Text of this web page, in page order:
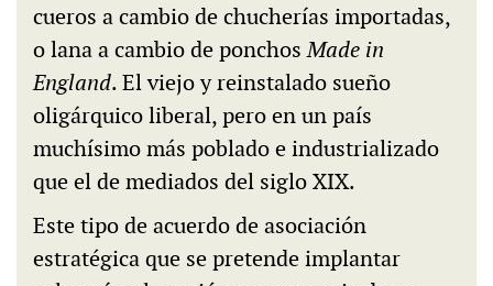
cueros a cambio de chucherías importadas,
o lana a cambio de ponchosMade in
England. El viejo y reinstalado sueño
oligárquico liberal, pero en un país
muchísimo más poblado e industrializado
que el de mediados del siglo XIX.
Este tipo de acuerdo de asociación
estratégica que se pretende implantar